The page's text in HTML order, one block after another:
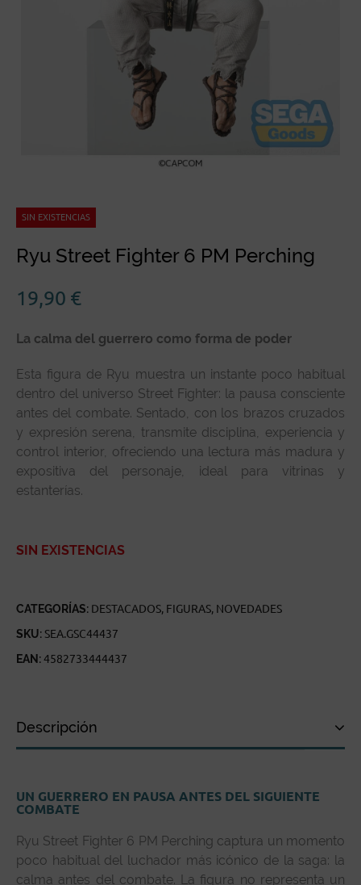
SIN EXISTENCIAS
Ryu Street Fighter 6 PM Perching
19,90 €
La calma del guerrero como forma de poder
Esta figura de Ryu muestra un instante poco habitual
dentro del universo Street Fighter: la pausa consciente
antes del combate. Sentado, con los brazos cruzados
y expresión serena, transmite disciplina, experiencia y
control interior, ofreciendo una lectura más madura y
expositiva del personaje, ideal para vitrinas y
estanterías.
SIN EXISTENCIAS
CATEGORÍAS: DESTACADOS, FIGURAS, NOVEDADES
SKU: SEA.GSC44437
EAN:4582733444437
Descripción
Especificaciones técnicas
Reseñas de clientes
UN GUERRERO EN PAUSA ANTES DEL SIGUIENTE
COMBATE
Ryu Street Fighter 6 PM Perching captura un momento
poco habitual del luchador más icónico de la saga: la
calma antes del combate. La figura no representa un